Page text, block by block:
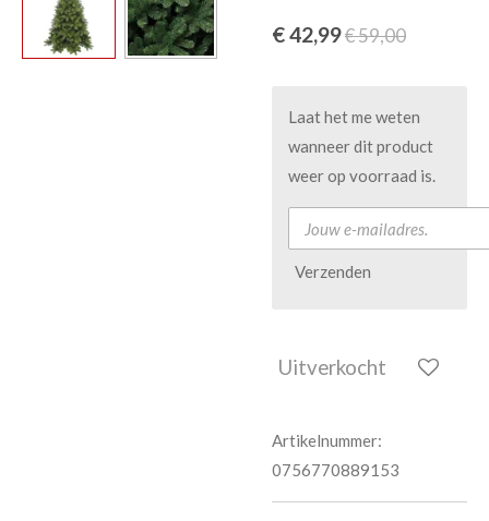
€ 42,99€ 59,00
Laat het me weten
wanneer dit product
weer op voorraad is.
Verzenden
Uitverkocht
Artikelnummer:
0756770889153